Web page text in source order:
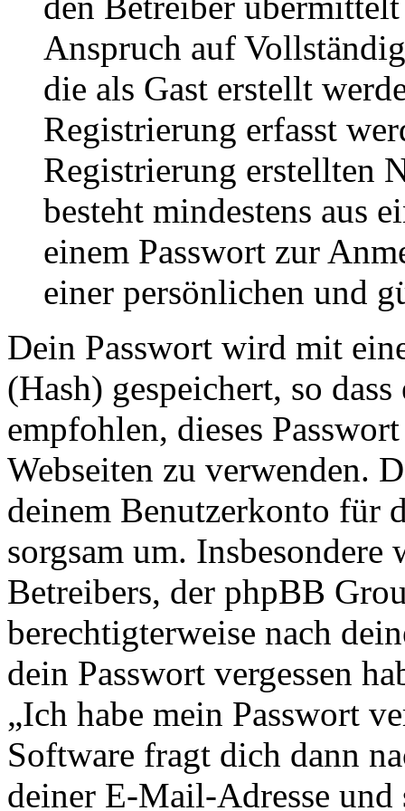
Anspruch auf
die als Gast erstellt
Registrierung erfasst
Registrierung erstellten
besteht mindestens aus
einem Passwort zur
einer persönlichen und
Dein Passwort wird mit
(Hash) gespeichert, so
empfohlen, dieses
Webseiten zu verwenden.
deinem Benutzerkonto für
sorgsam um.
Betreibers, der phpBB
berechtigterweise nach
dein Passwort vergessen
„Ich habe mein Passwort
Software fragt dich dann
deiner E-Mail-Adresse und